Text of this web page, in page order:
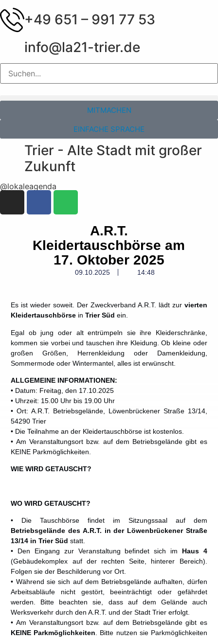
+49 651 – 991 77 53
info@la21-trier.de
MITMACHEN
EINFACHE SPRACHE
Trier - Alte Stadt mit großer
Zukunft
@lokaleagenda
A.R.T.
Kleidertauschbörse am
17. Oktober 2025
09.10.2025 14:48
Es ist wieder soweit. Der Zweckverband A.R.T. lädt zur vierten
Kleidertauschbörse inTrier Süd ein.
Egal ob jung oder alt entrümpeln sie ihre Kleiderschränke,
kommen sie vorbei und tauschen ihre Kleidung. Ob kleine oder
großen Größen, Herrenkleidung oder Damenkleidung,
Sommermode oder Wintermantel, alles ist erwünscht.
ALLGEMEINE INFORMATIONEN:
• Datum: Freitag, den 17.10.2025
• Uhrzeit: 15.00 Uhr bis 19.00 Uhr
• Ort: A.R.T. Betriebsgelände, Löwenbrückener Straße 13/14,
54290 Trier
• Die Teilnahme an der Kleidertauschbörse ist kostenlos.
• Am Veranstaltungsort bzw. auf dem Betriebsgelände gibt es
KEINE Parkmöglichkeiten.
WIE WIRD GETAUSCHT?
WO WIRD GETAUSCHT?
• Die Tauschbörse findet im Sitzungssaal auf dem
Betriebsgelände des A.R.T. in der Löwenbrückener Straße
13/14 in Trier Südstatt.
• Den Eingang zur Veranstaltung befindet sich im Haus 4
(Gebäudekomplex auf der rechten Seite, hinterer Bereich).
Folgen sie der Beschilderung vor Ort.
• Während sie sich auf dem Betriebsgelände aufhalten, dürfen
Arbeitsabläufe nicht gestört, beeinträchtigt oder gefährdet
werden. Bitte beachten sie, dass auf dem Gelände auch
Werksverkehr durch den A.R.T. und der Stadt Trier erfolgt.
• Am Veranstaltungsort bzw. auf dem Betriebsgelände gibt es
KEINE Parkmöglichkeiten . Bitte nutzen sie Parkmöglichkeiten